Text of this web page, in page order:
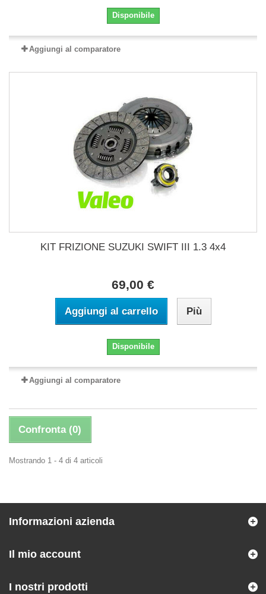
Disponibile
Aggiungi al comparatore
KIT FRIZIONE SUZUKI SWIFT III 1.3 4x4
69,00 €
Aggiungi al carrello Più
Disponibile
Aggiungi al comparatore
Confronta (0)
Mostrando 1 - 4 di 4 articoli
Informazioni azienda
Il mio account
I nostri prodotti